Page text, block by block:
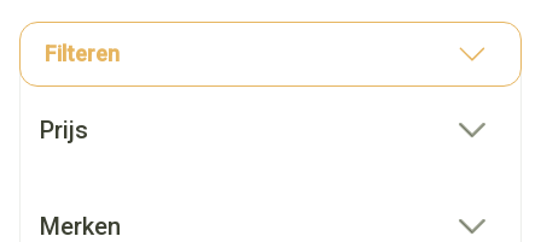
Filteren
Prijs
Merken